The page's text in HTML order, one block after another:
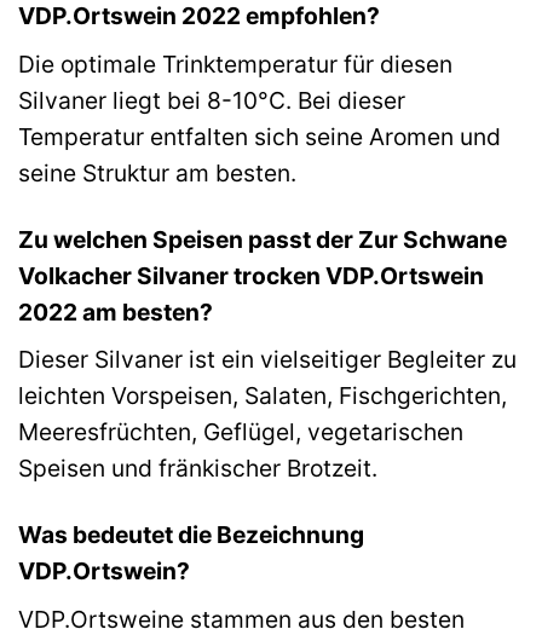
VDP.Ortswein 2022 empfohlen?
Die optimale Trinktemperatur für diesen
Silvaner liegt bei 8-10°C. Bei dieser
Temperatur entfalten sich seine Aromen und
seine Struktur am besten.
Zu welchen Speisen passt der Zur Schwane
Volkacher Silvaner trocken VDP.Ortswein
2022 am besten?
Dieser Silvaner ist ein vielseitiger Begleiter zu
leichten Vorspeisen, Salaten, Fischgerichten,
Meeresfrüchten, Geflügel, vegetarischen
Speisen und fränkischer Brotzeit.
Was bedeutet die Bezeichnung
VDP.Ortswein?
VDP.Ortsweine stammen aus den besten